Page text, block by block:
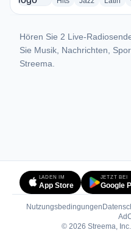
Hören Sie 2 Live-
Sie Musik, Nachrichten,
Streema.
LADEN IM
App Store
JETZT BEI
Google
Nutzungsbedingungen
© 2026 Streema,